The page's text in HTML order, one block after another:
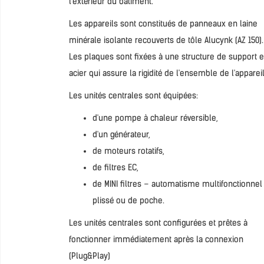
Les appareils sont constitués de panneaux en laine
minérale isolante recouverts de tôle Alucynk (AZ 150).
Les plaques sont fixées à une structure de support
acier qui assure la rigidité de l'ensemble de
Les unités centrales sont équipées:
d'une pompe à chaleur réversible,
d'un générateur,
de moteurs rotatifs,
de filtres EC,
de MINI filtres – automatisme multifonctionnel
plissé ou de poche.
Les unités centrales sont configurées et prêtes à
fonctionner immédiatement après la connexion
(Plug&Play)